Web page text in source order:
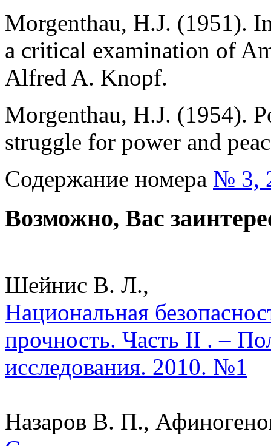
Morgenthau, H.J. (1951).
a critical examination of
Alfred A. Knopf.
Morgenthau, H.J. (1954).
struggle for power and
Содержание номера № 3,
Возможно, Вас
Шейнис В. Л.,
Национальная
прочность. Часть II . –
исследования. 2010. №1
Назаров В. П.,